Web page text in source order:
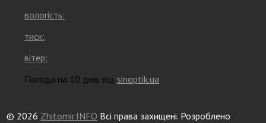
вологість:
тиск:
вітер:
Погода на 10 днів від sinoptik.ua
© 2026 Zhitomir.INFO Всі права захищені. Розроблено